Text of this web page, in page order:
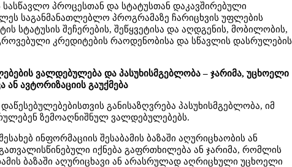
პროცესთან და სტატუსთან დაკავშირებული
საგანმანათლებლო პროგრამაზე ჩარიცხვის უფლების
სტატუსის შეჩერების, შეწყვეტისა და აღდგენის, მობილობის,
კრედიტების რაოდენობისა და სწავლის დასრულების
ვალდებულება და პასუხისმგებლობა – ჯარიმა, უცხოელი
ან ავტორიზაციის გაუქმება
განისაზღვრება პასუხისმგებლობა, იმ
ზემოაღნიშნულ ვალდებულებებს.
ინფორმაციის შესაბამის ბაზაში აღურიცხაობის ან
იქნება გაფრთხილება ან ჯარიმა, რომლის
ბაზაში აღურიცხავი ან არასრულად აღრიცხული უცხოელი